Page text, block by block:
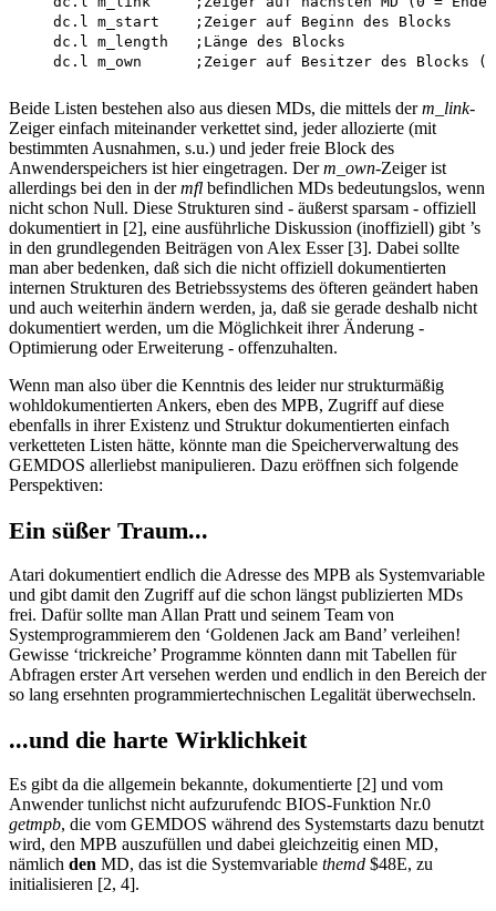
    dc.l m_start    ;Zeiger auf Beginn des Blocks
    dc.l m_length   ;Länge des Blocks
Beide Listen bestehen also aus diesen MDs, die mittels derm_link-
Zeiger einfach miteinander verkettet sind, jeder allozierte (mit
bestimmten Ausnahmen, s.u.) und jeder freie Block des
Anwenderspeichers ist hier eingetragen. Derm_own-Zeiger ist
allerdings bei den in dermfl befindlichen MDs bedeutungslos, wenn
nicht schon Null. Diese Strukturen sind - äußerst sparsam - offiziell
dokumentiert in [2], eine ausführliche Diskussion (inoffiziell) gibt ’s
in den grundlegenden Beiträgen von Alex Esser [3]. Dabei sollte
man aber bedenken, daß sich die nicht offiziell dokumentierten
internen Strukturen des Betriebssystems des öfteren geändert haben
und auch weiterhin ändern werden, ja, daß sie gerade deshalb nicht
dokumentiert werden, um die Möglichkeit ihrer Änderung -
Optimierung oder Erweiterung - offenzuhalten.
Wenn man also über die Kenntnis des leider nur strukturmäßig
wohldokumentierten Ankers, eben des MPB, Zugriff auf diese
ebenfalls in ihrer Existenz und Struktur dokumentierten einfach
verketteten Listen hätte, könnte man die Speicherverwaltung des
GEMDOS allerliebst manipulieren. Dazu eröffnen sich folgende
Perspektiven:
Ein süßer Traum...
Atari dokumentiert endlich die Adresse des MPB als Systemvariable
und gibt damit den Zugriff auf die schon längst publizierten MDs
frei. Dafür sollte man Allan Pratt und seinem Team von
Systemprogrammierem den ‘Goldenen Jack am Band’ verleihen!
Gewisse ‘trickreiche’ Programme könnten dann mit Tabellen für
Abfragen erster Art versehen werden und endlich in den Bereich der
so lang ersehnten programmiertechnischen Legalität überwechseln.
...und die harte Wirklichkeit
Es gibt da die allgemein bekannte, dokumentierte [2] und vom
Anwender tunlichst nicht aufzurufendc BIOS-Funktion Nr.0
getmpb, die vom GEMDOS während des Systemstarts dazu benutzt
wird, den MPB auszufüllen und dabei gleichzeitig einen MD,
nämlich den MD, das ist die Systemvariable themd $48E, zu
initialisieren [2, 4].